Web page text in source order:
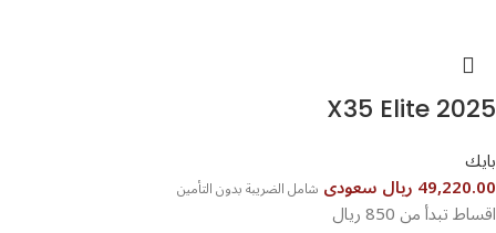
X35 Elite 2025
بايك
49,220.00 ريال سعودى شامل الضريبة بدون التأمين
اقساط تبدأ من 850 ريال